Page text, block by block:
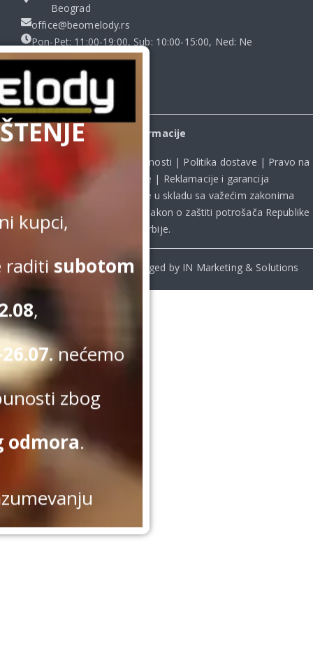
Beograd
office@beomelody.rs
Pon-Pet: 11:00-19:00, Sub: 10:00-15:00, Ned: Ne
radimo
Kupovina na sajtu obavlja se u skladu sa važećim zakonima
Republike Srbije, uključujući **
Zakon o zaštiti potrošača Republike
Srbije.
Informacije
Politika privatnosti | Politika dostave | Pravo na
odustanak od kupovine | Reklamacije i garancija
© Beomelody.rs. 2025. Desinged by IN Marketing & Solutions
kupci,
raditisubotom
,
nećemo
zbog
odmora.